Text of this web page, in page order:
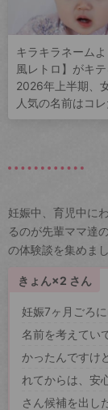
キラキラネーム
風レトロ】がキテ
2026年上半期、
人気の名前はコ
妊娠中、育児中に
るのが先輩ママ達
の体験談を集めまし
きょん×2 さん
妊娠7ヶ月ごろ
名前を考えてい
かったんですけ
れてからは、安
さん候補を出し